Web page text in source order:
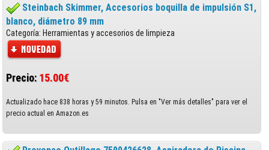
Steinbach Skimmer, Accesorios boquilla de impulsión S1,
blanco, diámetro 89 mm
Categoría: Herramientas y accesorios de limpieza
Precio: 15.00€
Actualizado hace 838 horas y 59 minutos. Pulsa en "Ver más detalles" para ver el
precio actual en Amazon.es